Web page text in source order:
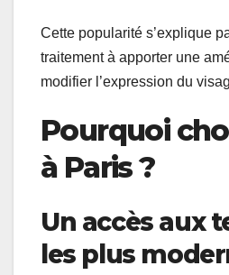
Cette popularité s’explique
traitement à apporter une
modifier l’expression du
Pourquoi
à Paris ?
Un accès aux
les plus